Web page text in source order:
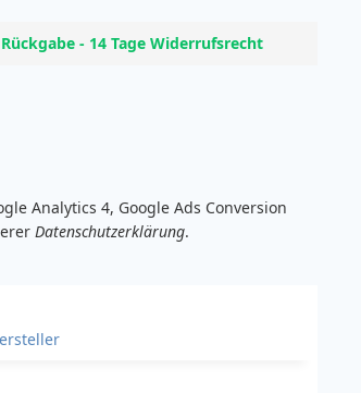
- 14 Tage Widerrufsrecht
Analytics 4, Google Ads Conversion
Datenschutzerklärung.